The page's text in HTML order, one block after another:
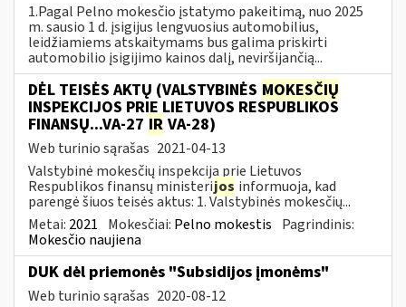
1.Pagal Pelno mokesčio įstatymo pakeitimą, nuo 2025
m. sausio 1 d. įsigijus lengvuosius automobilius,
leidžiamiems atskaitymams bus galima priskirti
automobilio įsigijimo kainos dalį, neviršijančią...
DĖL TEISĖS AKTŲ (VALSTYBINĖS MOKESČIŲ
INSPEKCIJOS PRIE LIETUVOS RESPUBLIKOS
FINANSŲ...VA-27 IR VA-28)
Web turinio sąrašas 2021-04-13
Valstybinė mokesčių inspekcija prie Lietuvos
Respublikos finansų ministerijos informuoja, kad
parengė šiuos teisės aktus: 1. Valstybinės mokesčių...
Metai: 2021 Mokesčiai: Pelno mokestis Pagrindinis:
Mokesčio naujiena
DUK dėl priemonės "Subsidijos įmonėms"
Web turinio sąrašas 2020-08-12